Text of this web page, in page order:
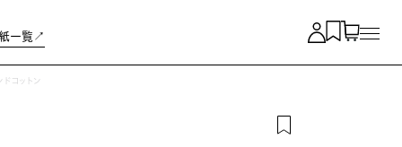
一覧↗︎
ドコットン